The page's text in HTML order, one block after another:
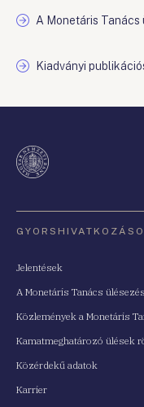
A Monetáris Tanács
Kiadványi
Jelentések
A Monetáris Tanács
Közlemények a Monetáris
Kamatmeghatározó ülések
Közérdekű adatok
Karrier